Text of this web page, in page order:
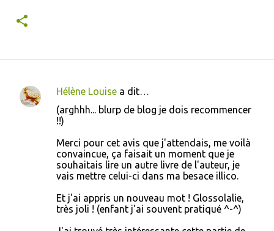
C
Hélène Louise a dit…
(arghhh... blurp de blog je dois recommencer
!!)
Merci pour cet avis que j'attendais, me voilà
convaincue, ça faisait un moment que je
souhaitais lire un autre livre de l'auteur, je
vais mettre celui-ci dans ma besace illico.
Et j'ai appris un nouveau mot ! Glossolalie,
très joli ! (enfant j'ai souvent pratiqué ^-^)